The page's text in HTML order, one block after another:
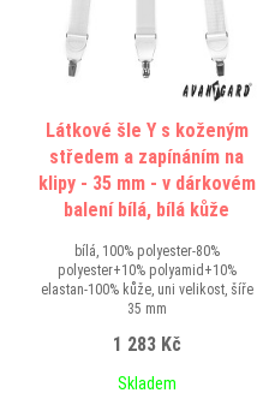
Látkové šle Y s koženým
středem a zapínáním na
klipy - 35 mm - v dárkovém
balení bílá, bílá kůže
bílá, 100% polyester-80%
polyester+10% polyamid+10%
elastan-100% kůže, uni velikost, šíře
35 mm
1 283 Kč
Skladem